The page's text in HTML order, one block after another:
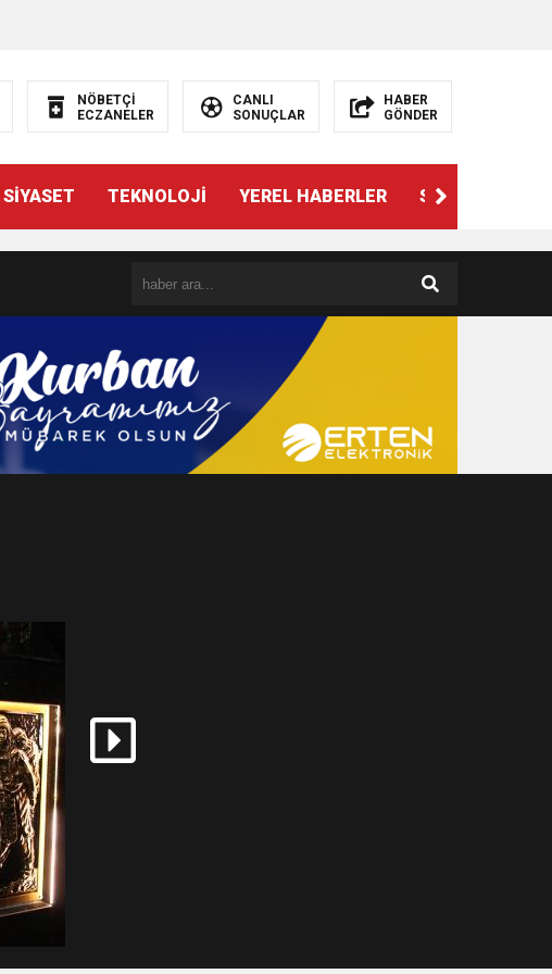
NÖBETÇİ
ECZANELER
CANLI
SONUÇLAR
HABER
GÖNDER
SİYASET TEKNOLOJİ YEREL HABERLER SPOR